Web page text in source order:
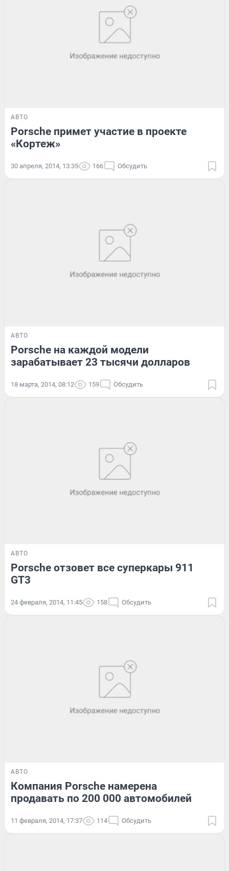
АВТО
Porsche примет участие в проекте
«Кортеж»
30 апреля, 2014, 13:35 166 Обсудить
АВТО
Porsche на каждой модели
зарабатывает 23 тысячи долларов
18 марта, 2014, 08:12 159 Обсудить
АВТО
Porsche отзовет все суперкары 911
GT3
24 февраля, 2014, 11:45 158 Обсудить
АВТО
Компания Porsche намерена
продавать по 200 000 автомобилей
11 февраля, 2014, 17:37 114 Обсудить